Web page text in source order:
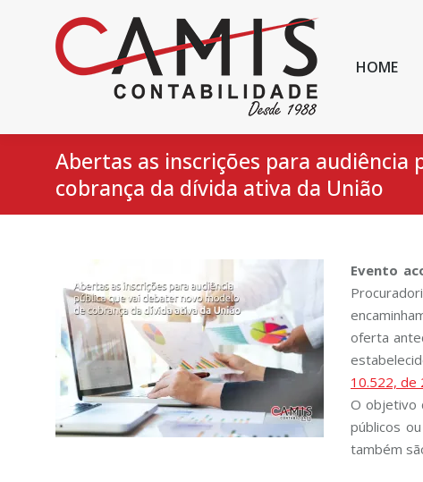
HOME
Abertas as inscrições para
cobrança da dívida ativa da União
Evento
oferta
10.522, de
O objetivo
públicos
também